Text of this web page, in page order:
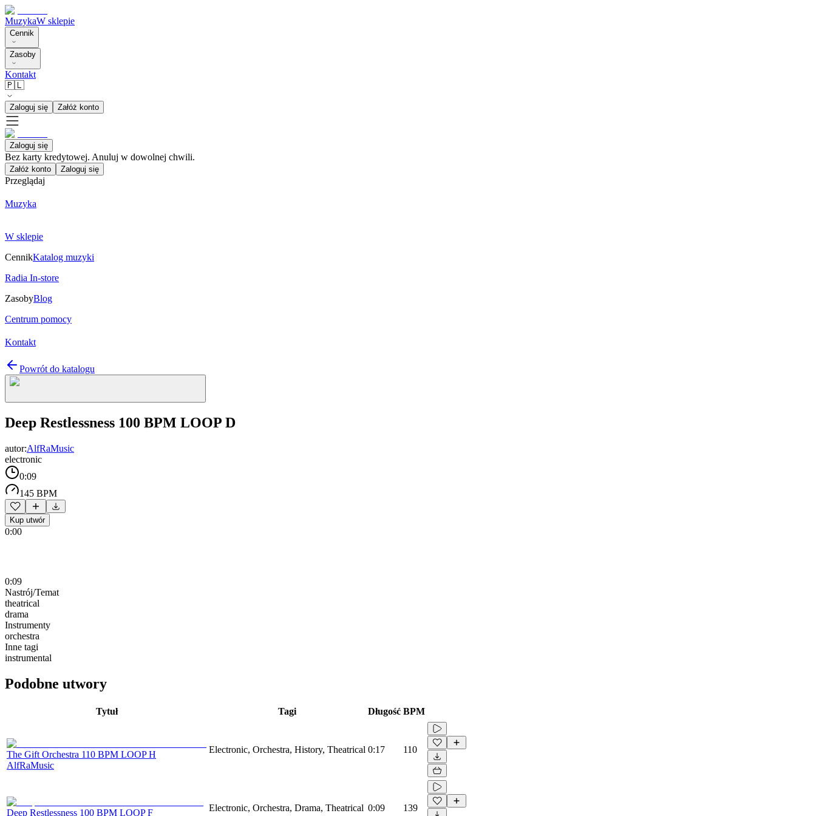
MuzykaW sklepie
Cennik
Zasoby
Kontakt
🇵🇱
Zaloguj się Załóż konto
Zaloguj się
Bez karty kredytowej. Anuluj w dowolnej chwili.
Załóż konto Zaloguj się
Przeglądaj
Muzyka
W sklepie
CennikKatalog muzyki
Radia In-store
ZasobyBlog
Centrum pomocy
Kontakt
Powrót do katalogu
Deep Restlessness 100 BPM LOOP D
autor:AlfRaMusic
electronic
0:09
145 BPM
Kup utwór
0:00
0:09
Nastrój/Temat
theatrical
drama
Instrumenty
orchestra
Inne tagi
instrumental
Podobne utwory
Tytuł Tagi Długość BPM
The Gift Orchestra 110 BPM LOOP H
AlfRaMusic
Electronic, Orchestra, History, Theatrical 0:17 110
Deep Restlessness 100 BPM LOOP F Electronic, Orchestra, Drama, Theatrical 0:09 139